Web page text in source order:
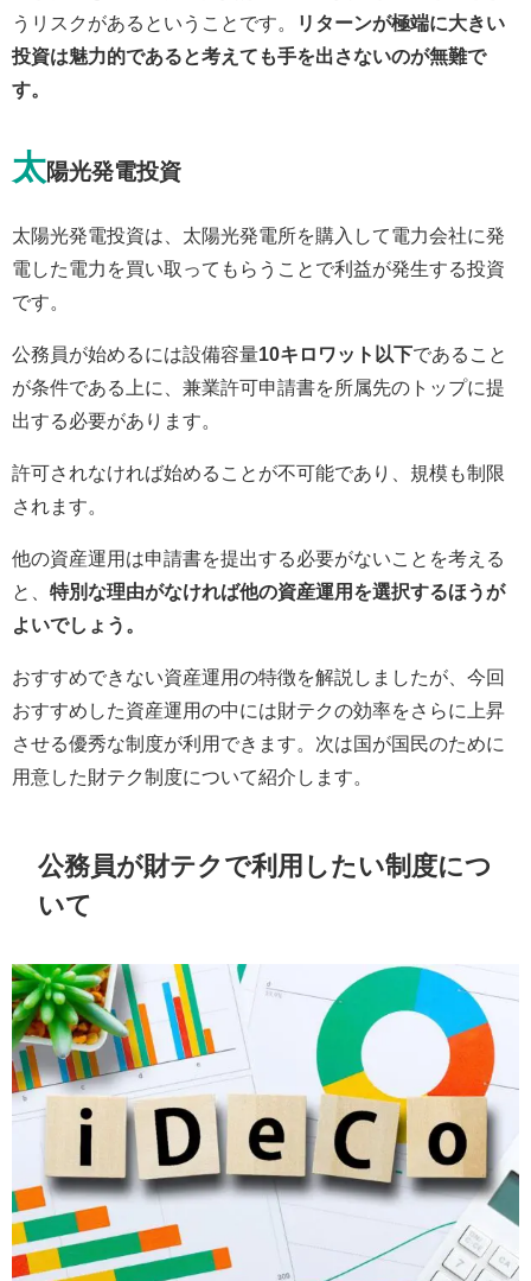
うリスクがあるということです。
リターンが極端に大きい
投資は魅力的であると考えても手を出さないのが無難で
す。
太陽光発電投資
太陽光発電投資は、太陽光発電所を購入して電力会社に発
電した電力を買い取ってもらうことで利益が発生する投資
です。
公務員が始めるには設備容量10キロワット以下であること
が条件である上に、兼業許可申請書を所属先のトップに提
出する必要があります。
許可されなければ始めることが不可能であり、規模も制限
されます。
他の資産運用は申請書を提出する必要がないことを考える
と、 特別な理由がなければ他の資産運用を選択するほうが
よいでしょう。
おすすめできない資産運用の特徴を解説しましたが、今回
おすすめした資産運用の中には財テクの効率をさらに上昇
させる優秀な制度が利用できます。次は国が国民のために
用意した財テク制度について紹介します。
公務員が財テクで利用したい制度につ
いて